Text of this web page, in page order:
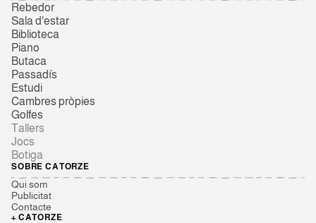
Rebedor
Sala d'estar
Biblioteca
Piano
Butaca
Passadís
Estudi
Cambres pròpies
Golfes
Tallers
Jocs
Botiga
SOBRE CATORZE
Qui som
Publicitat
Contacte
+ CATORZE